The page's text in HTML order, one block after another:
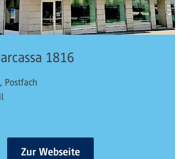
1816
Postfach
Zur Webseite